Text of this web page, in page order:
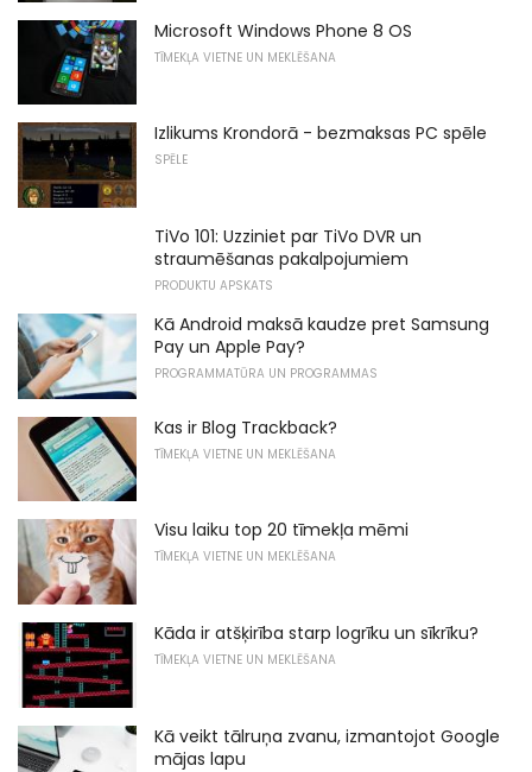
Microsoft Windows Phone 8 OS
TĪMEKĻA VIETNE UN MEKLĒŠANA
Izlikums Krondorā - bezmaksas PC spēle
SPĒLE
TiVo 101: Uzziniet par TiVo DVR un
straumēšanas pakalpojumiem
PRODUKTU APSKATS
Kā Android maksā kaudze pret Samsung
Pay un Apple Pay?
PROGRAMMATŪRA UN PROGRAMMAS
Kas ir Blog Trackback?
TĪMEKĻA VIETNE UN MEKLĒŠANA
Visu laiku top 20 tīmekļa mēmi
TĪMEKĻA VIETNE UN MEKLĒŠANA
Kāda ir atšķirība starp logrīku un sīkrīku?
TĪMEKĻA VIETNE UN MEKLĒŠANA
Kā veikt tālruņa zvanu, izmantojot Google
mājas lapu